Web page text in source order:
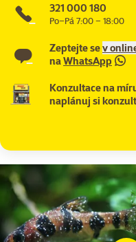
321 000 180
Po–Pá 7:00 – 18:00
Zeptejte sev
naWhatsApp
Konzultace na
naplánuj si